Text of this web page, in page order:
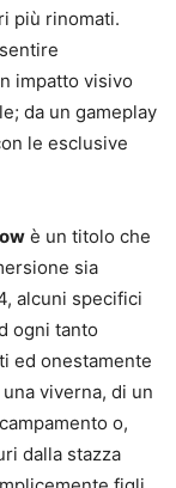
più rinomati.
impatto visivo
da un gameplay
le esclusive
è un titolo che
sia
alcuni specifici
ogni tanto
ed onestamente
viverna, di un
o,
dalla stazza